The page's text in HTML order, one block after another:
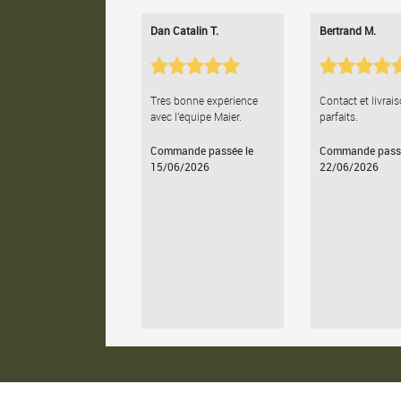
Dan Catalin T.
Très bonne expérience
avec l'équipe Maier.
Commande passée le
15/06/2026
Bertrand M.
Contact et
parfaits.
Commande
22/06/2026